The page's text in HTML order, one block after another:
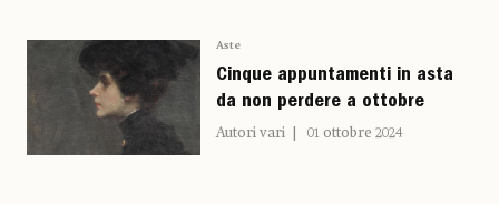
Aste
Cinque appuntamenti in asta
da non perdere a ottobre
Autori vari 01 ottobre 2024